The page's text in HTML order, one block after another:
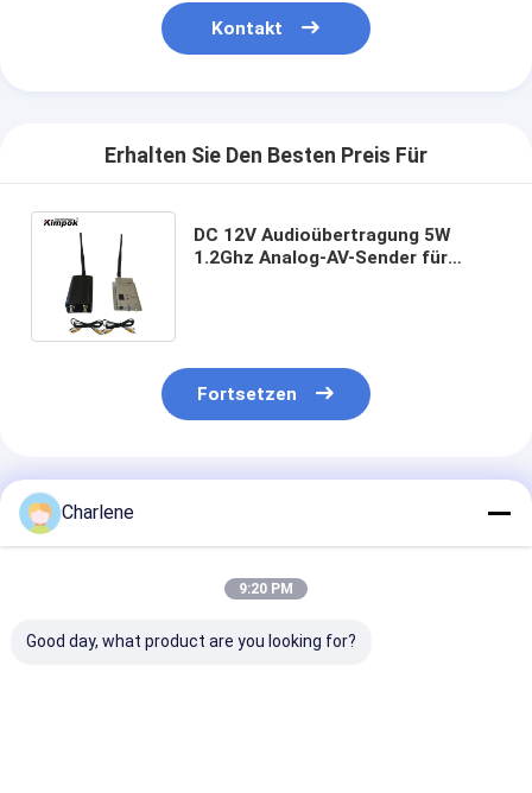
Kontakt
Erhalten Sie Den Besten Preis Für
DC 12V Audioübertragung 5W
1.2Ghz Analog-AV-Sender für
Fortsetzen
Empfohlene Produkte
Charlene
9:20 PM
Good day, what product are you looking for?